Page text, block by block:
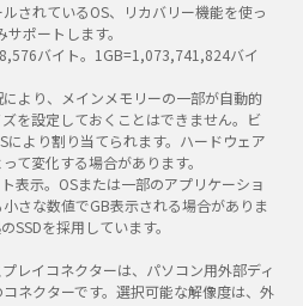
されているOS、リカバリー機能を使っ
ポートします。
バイト。1GB=1,073,741,824バイ
より、メインメモリーの一部が自動的
を設定しておくことはできません。ビ
により割り当てられます。ハードウェア
て変化する場合があります。
表示。OSまたは一部のアプリケーショ
さな数値でGB表示される場合がありま
SSDを採用しています。
レイコネクターは、パソコン用外部ディ
ネクターです。選択可能な解像度は、外